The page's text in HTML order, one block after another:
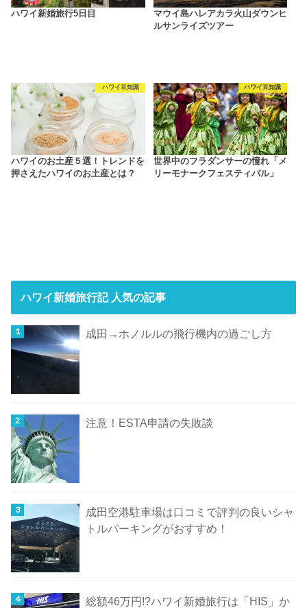
ハワイ新婚旅行5日目
マウイ島ハレアカラ火山ダウンヒ
ルサンライズツアー
ハワイ豆知識
ハワイのお土産５選！トレンドを
押さえたハワイのお土産とは？
ハワイ豆知識
世界中のフラダンサーの憧れ「メ
リーモナークフェスティバル」
ハワイ新婚旅行記 人気の記事
成田→ホノルルの飛行機内の過ごし方
注意！ESTA申請の失敗談
成田空港駐車場は口コミで評判の良いシャ
トルパーキングがおすすめ！
総額46万円!?ハワイ新婚旅行は「HIS」か